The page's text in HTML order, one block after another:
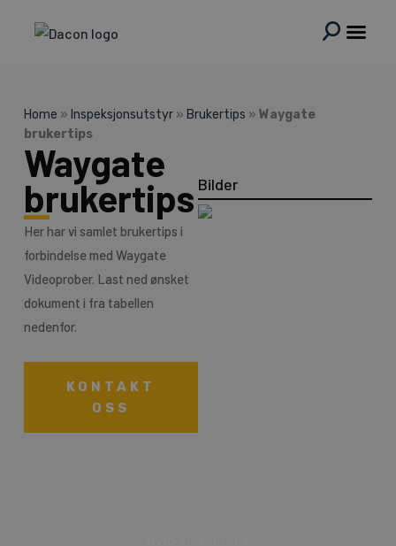
Home » Inspeksjonsutstyr» Brukertips » Waygate
brukertips
Waygate
brukertips
Her har vi samlet brukertips i
forbindelse med Waygate
Videoprober. Last ned ønsket
dokument i fra tabellen
nedenfor.
KONTAKT
OSS
Bilder